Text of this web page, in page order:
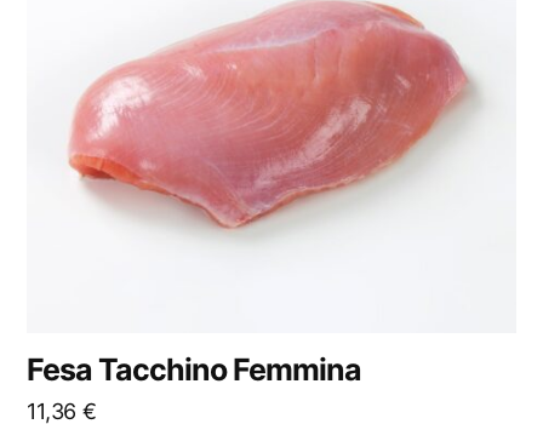
Fesa Tacchino Femmina
11,36 €